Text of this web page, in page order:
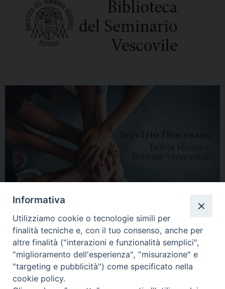
HOME DIOCESI VESCOVO CURIA VESCOVILE NEWS
Informativa
Utilizziamo cookie o tecnologie simili per
finalità tecniche e, con il tuo consenso, anche per
altre finalità ("interazioni e funzionalità semplici",
"miglioramento dell'esperienza", "misurazione" e
"targeting e pubblicità") come specificato nella
cookie policy.